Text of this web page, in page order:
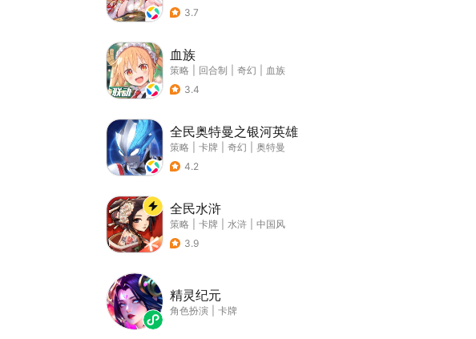
3.7
血族
策略 回合制 奇幻
血族
3.4
全民奥特曼之银河英雄
策略 卡牌 奇幻
奥特曼
4.2
全民水浒
策略 卡牌 水浒
中国风
3.9
精灵纪元
角色扮演 卡牌